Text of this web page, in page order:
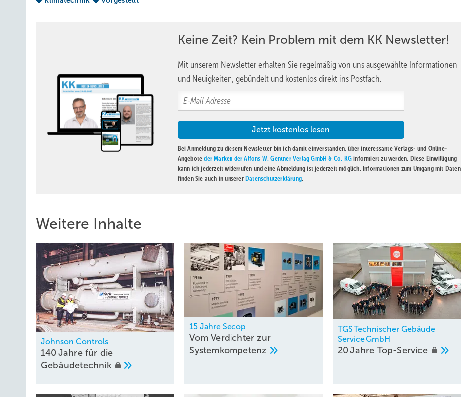
erstellten An­lagen umfasst auch den Telefon-Service bei Fehlersuche und -beseitigung sowie einen schnellen Ersatzteil- und
Keine Zeit? Kein Problem mit dem KK Newsletter!
Mit unserem Newsletter erhalten Sie regelmäßig von uns ausgewählte Informationen
und Neuigkeiten, gebündelt und kostenlos direkt ins Postfach.
Bei Anmeldung zu diesem Newsletter bin ich damit einverstanden, über interessante Verlags- und Online-
Angeboteder Marken der Alfons W. Gentner Verlag GmbH & Co. KG informiert zu werden. Diese Einwilligung
kann ich jederzeit widerrufen und eine Abmeldung ist jederzeit möglich. Informationen zum Umgang mit Daten
finden Sie auch in unserer Datenschutzerklärung.
Weitere Inhalte
Johnson Controls
140 Jahre für die
Gebäudetechnik
15 Jahre Secop
Vom Verdichter zur
Systemkompetenz
TGS Technischer Gebäude
Service GmbH
20 Jahre Top-Service